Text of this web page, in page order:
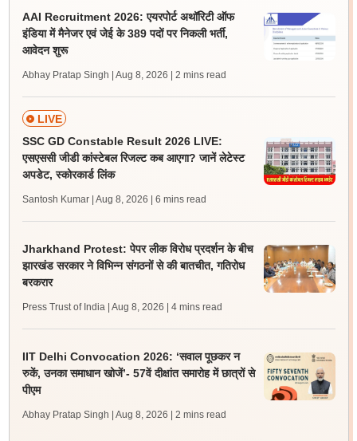
AAI Recruitment 2026: एयरपोर्ट अथॉरिटी ऑफ
इंडिया में मैनेजर एवं जेई के 389 पदों पर निकली भर्ती,
आवेदन शुरू
Abhay Pratap Singh | Aug 8, 2026 | 2 mins read
LIVE
SSC GD Constable Result 2026 LIVE:
एसएससी जीडी कांस्टेबल रिजल्ट कब आएगा? जानें लेटेस्ट
अपडेट, स्कोरकार्ड लिंक
Santosh Kumar | Aug 8, 2026 | 6 mins read
Jharkhand Protest: पेपर लीक विरोध प्रदर्शन के बीच
झारखंड सरकार ने विभिन्न संगठनों से की बातचीत, गतिरोध
बरकरार
Press Trust of India | Aug 8, 2026 | 4 mins read
IIT Delhi Convocation 2026: ‘सवाल पूछकर न
रुकें, उनका समाधान खोजें’- 57वें दीक्षांत समारोह में छात्रों से
पीएम
Abhay Pratap Singh | Aug 8, 2026 | 2 mins read